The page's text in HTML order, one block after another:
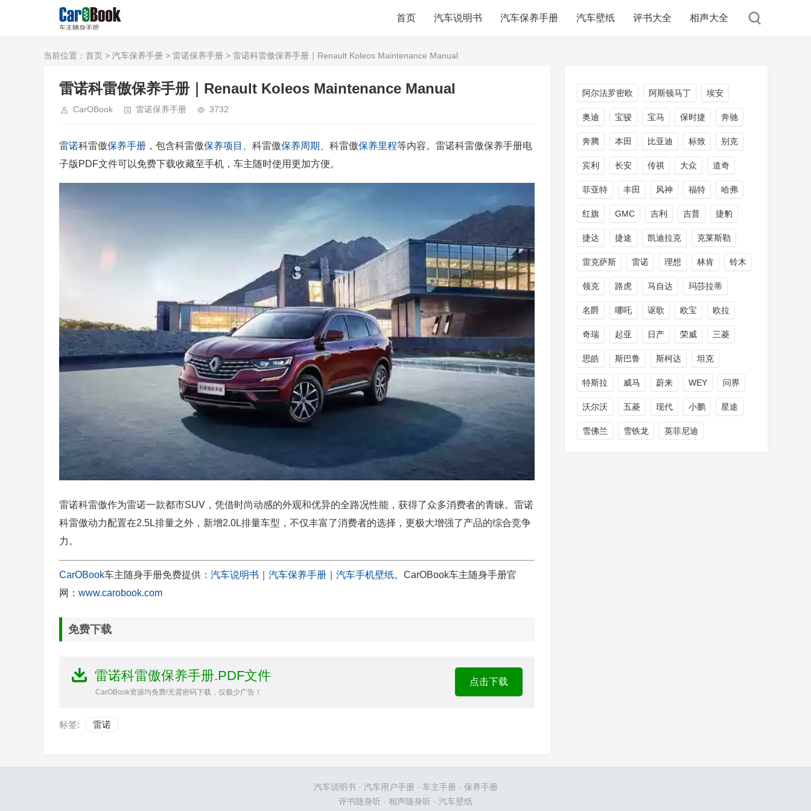
首页 汽车说明书 汽车保养手册 汽车壁纸 评书大全 相声大全
当前位置： 首页 > 汽车保养手册 > 雷诺保养手册 > 雷诺科雷傲保养手册｜Renault Koleos Maintenance Manual
雷诺科雷傲保养手册｜Renault Koleos Maintenance Manual
CarOBook 雷诺保养手册 3732
雷诺科雷傲保养手册 ，包含科雷傲保养项目 、科雷傲保养周期 、科雷傲保养里程等内容。雷诺科雷傲保养手册电
子版PDF文件可以免费下载收藏至手机，车主随时使用更加方便。
雷诺科雷傲作为雷诺一款都市SUV，凭借时尚动感的外观和优异的全路况性能，获得了众多消费者的青睐。雷诺
科雷傲动力配置在2.5L排量之外，新增2.0L排量车型，不仅丰富了消费者的选择，更极大增强了产品的综合竞争
力。
CarOBook车主随身手册免费提供： 汽车说明书 汽车保养手册 汽车手机壁纸。CarOBook车主随身手册官
网： www.carobook.com
免费下载
雷诺科雷傲保养手册.PDF文件
CarOBook资源均免费/无需密码下载，仅极少广告！
点击下载
标签: 雷诺
阿尔法罗密欧 阿斯顿马丁 埃安
奥迪 宝骏 宝马 保时捷 奔驰
奔腾 本田 比亚迪 标致 别克
宾利 长安 传祺 大众 道奇
菲亚特 丰田 风神 福特 哈弗
红旗 GMC 吉利 吉普 捷豹
捷达 捷途 凯迪拉克 克莱斯勒
雷克萨斯 雷诺 理想 林肯 铃木
领克 路虎 马自达 玛莎拉蒂
名爵 哪吒 讴歌 欧宝 欧拉
奇瑞 起亚 日产 荣威 三菱
思皓 斯巴鲁 斯柯达 坦克
特斯拉 威马 蔚来 WEY 问界
沃尔沃 五菱 现代 小鹏 星途
雪佛兰 雪铁龙 英菲尼迪
汽车说明书 · 汽车用户手册· 车主手册· 保养手册
评书随身听 · 相声随身听 · 汽车壁纸